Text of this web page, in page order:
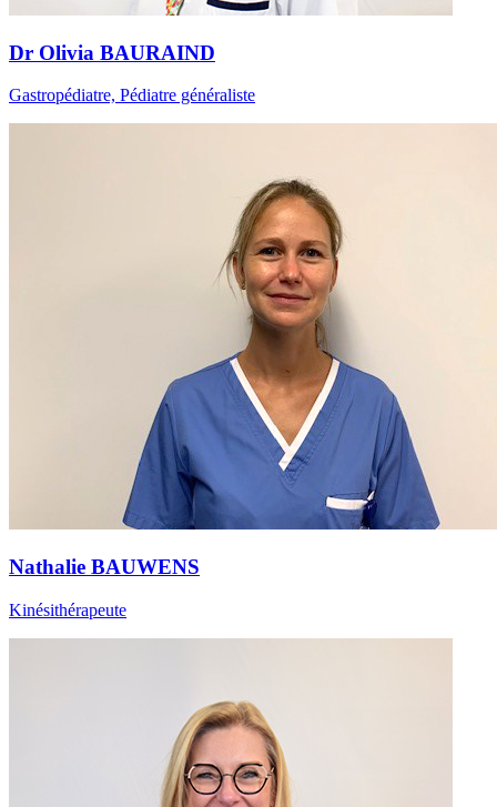
Dr Olivia BAURAIND
Gastropédiatre, Pédiatre généraliste
Nathalie BAUWENS
Kinésithérapeute